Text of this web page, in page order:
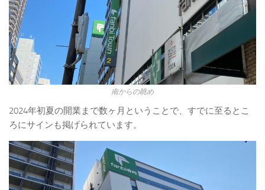
南からの眺め
2024年初夏の開業まで数ヶ月ということで、すでに至るとこ
ろにサインも掲げられています。